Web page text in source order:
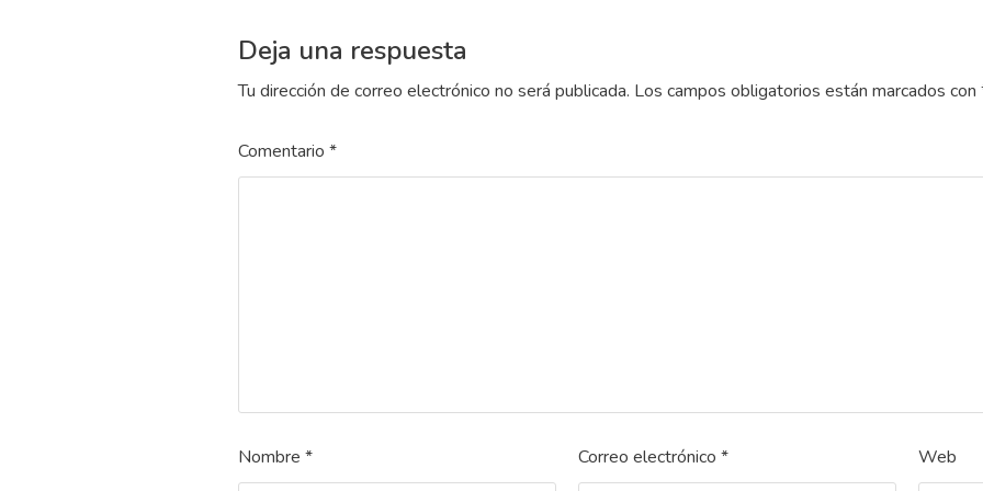
Deja una respuesta
Tu dirección de correo electrónico no será publicada. Los campos obligatorios están marcados con
Comentario *
Nombre * Correo electrónico * Web